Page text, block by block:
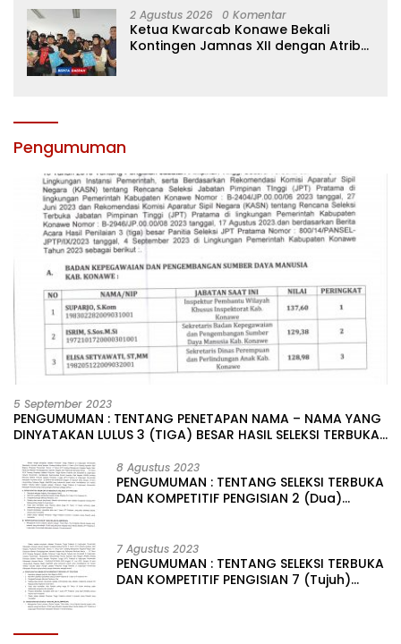
2 Agustus 2026 0 Komentar
Ketua Kwarcab Konawe Bekali
Kontingen Jamnas XII dengan Atribut
Pengumuman
5 September 2023
PENGUMUMAN : TENTANG PENETAPAN NAMA – NAMA YANG
DINYATAKAN LULUS 3 (TIGA) BESAR HASIL SELEKSI TERBUKA
LINGKUNGAN PEMERINTAH DAERAH KABUPATEN KONAWE
8 Agustus 2023
PENGUMUMAN : TENTANG SELEKSI TERBUKA
DAN KOMPETITIF PENGISIAN 2 (Dua)
KABUPATEN KONAWE
7 Agustus 2023
PENGUMUMAN : TENTANG SELEKSI TERBUKA
DAN KOMPETITIF PENGISIAN 7 (Tujuh)